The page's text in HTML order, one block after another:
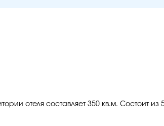
отеля составляет 350 кв.м. Состоит из